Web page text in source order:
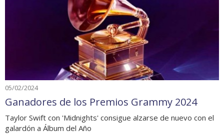
05/02/2024
Ganadores de los Premios Grammy 2024
Taylor Swift con 'Midnights' consigue alzarse de nuevo con el
galardón a Álbum del Año